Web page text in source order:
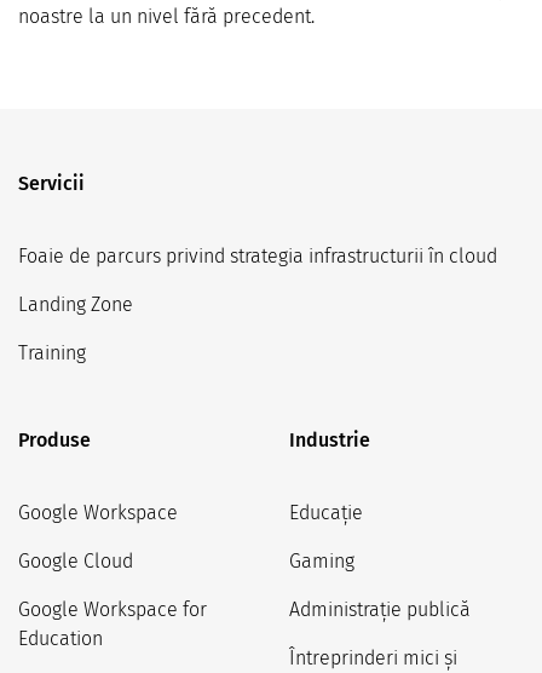
noastre la un nivel fără precedent.
Servicii
Foaie de parcurs privind strategia infrastructurii în cloud
Landing Zone
Training
Produse
Google Workspace
Google Cloud
Google Workspace for
Education
Industrie
Educație
Gaming
Administrație publică
Întreprinderi mici și